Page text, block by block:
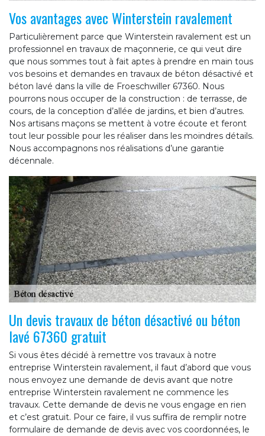
Vos avantages avec Winterstein ravalement
Particulièrement parce que Winterstein ravalement est un
professionnel en travaux de maçonnerie, ce qui veut dire
que nous sommes tout à fait aptes à prendre en main tous
vos besoins et demandes en travaux de béton désactivé et
béton lavé dans la ville de Froeschwiller 67360. Nous
pourrons nous occuper de la construction : de terrasse, de
cours, de la conception d’allée de jardins, et bien d’autres.
Nos artisans maçons se mettent à votre écoute et feront
tout leur possible pour les réaliser dans les moindres détails.
Nous accompagnons nos réalisations d’une garantie
décennale.
Un devis travaux de béton désactivé ou béton
lavé 67360 gratuit
Si vous êtes décidé à remettre vos travaux à notre
entreprise Winterstein ravalement, il faut d’abord que vous
nous envoyez une demande de devis avant que notre
entreprise Winterstein ravalement ne commence les
travaux. Cette demande de devis ne vous engage en rien
et c’est gratuit. Pour ce faire, il vus suffira de remplir notre
formulaire de demande de devis avec vos coordonnées, le